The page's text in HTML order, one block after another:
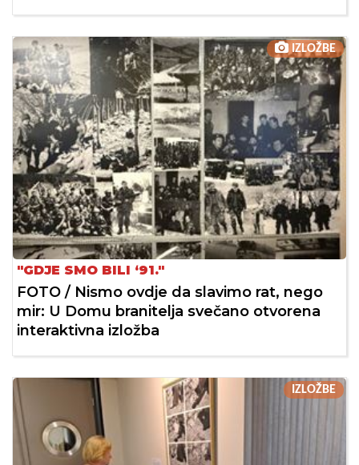
IZLOŽBE
"GDJE SMO BILI ‘91."
FOTO / Nismo ovdje da slavimo rat, nego
mir: U Domu branitelja svečano otvorena
interaktivna izložba
IZLOŽBE